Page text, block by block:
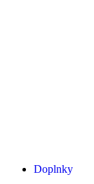
Doplnky